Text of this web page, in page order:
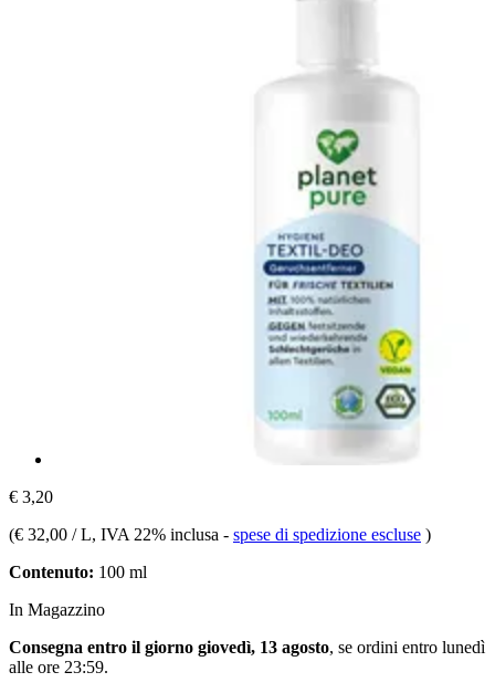
€ 3,20
(€ 32,00 / L, IVA 22% inclusa - spese di spedizione escluse )
Contenuto: 100 ml
In Magazzino
Consegna entro il giorno giovedì, 13 agosto, se ordini entro lunedì
alle ore 23:59.